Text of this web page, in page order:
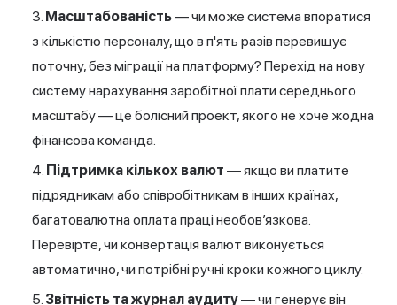
Масштабованість— чи може система впоратися
з кількістю персоналу, що в п'ять разів перевищує
поточну, без міграції на платформу? Перехід на нову
систему нарахування заробітної плати середнього
масштабу — це болісний проект, якого не хоче жодна
фінансова команда.
Підтримка кількох валют — якщо ви платите
підрядникам або співробітникам в інших країнах,
багатовалютна оплата праці необов’язкова.
Перевірте, чи конвертація валют виконується
автоматично, чи потрібні ручні кроки кожного циклу.
Звітність та журнал аудиту— чи генерує він